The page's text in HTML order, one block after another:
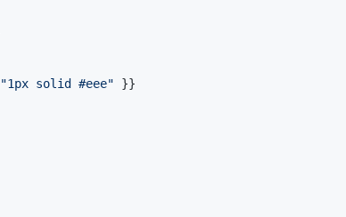
"1px solid #eee" }}